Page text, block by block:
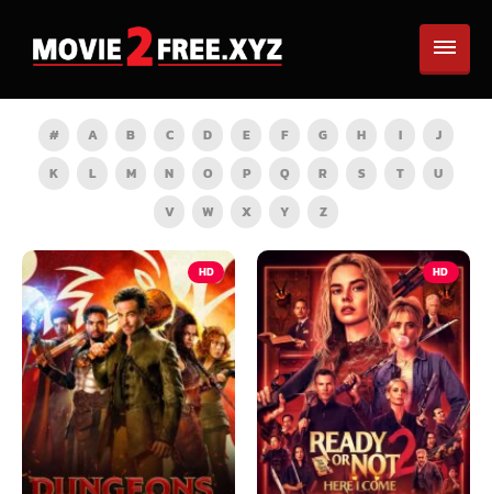
# A B C D E F G H I
J
K
L M N O P Q R S T
U
V
W X Y Z
HD HD